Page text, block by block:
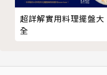
第三十一籤 己丑 彭祖
第三十二籤 己卯 王戩
第三十三籤 己巳 明朝
超詳解實用料理擺盤大
全